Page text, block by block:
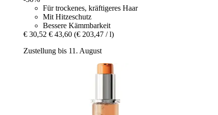
Für trockenes, kräftigeres Haar
Mit Hitzeschutz
Bessere Kämmbarkeit
€ 30,52 € 43,60 (€ 203,47 / l)
Zustellung bis 11. August